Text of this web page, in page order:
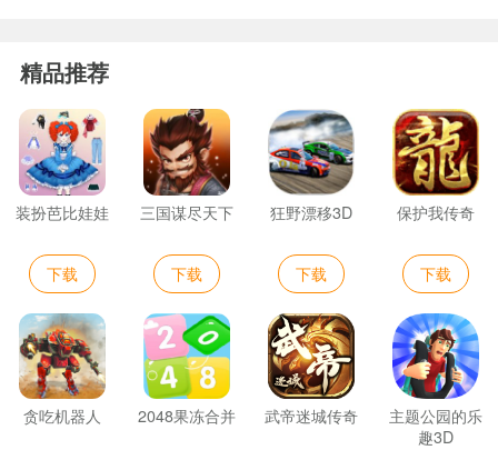
精品推荐
装扮芭比娃娃
下载
三国谋尽天下
下载
狂野漂移3D
下载
保护我传奇
下载
贪吃机器人 2048果冻合并 武帝迷城传奇
主题公园的乐
趣3D